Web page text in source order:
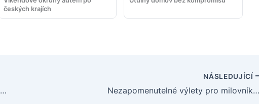
českých krajích
Bezpečnostní aspekty při řízení automobilu
NÁSLEDUJÍCÍ
Nezapomenutelné výlety pro milovníky automobilů